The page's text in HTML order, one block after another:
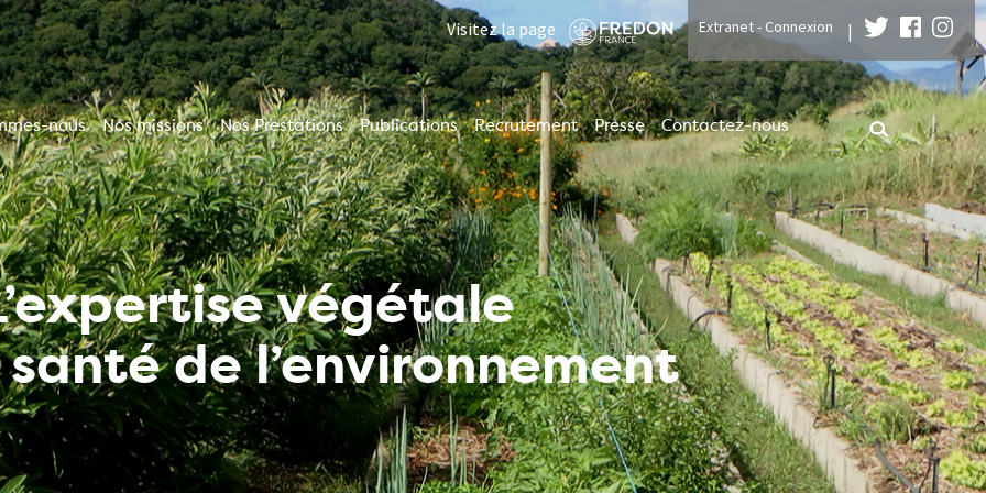
Visitez la page Extranet - Connexion |
nous Nos missions Nos Prestations Publications Recrutement Presse Contactez-nous
végétale
de l’environnement